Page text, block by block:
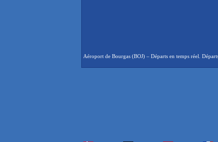
Aéroport de Bourgas (BOJ) – Départs en temps réel.